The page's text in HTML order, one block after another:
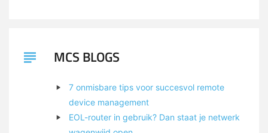
MCS BLOGS
7 onmisbare tips voor succesvol remote
device management
EOL-router in gebruik? Dan staat je netwerk